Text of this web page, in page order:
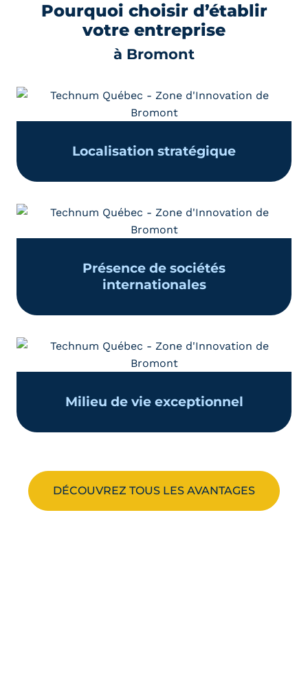
Pourquoi choisir d’établir
votre entreprise
à Bromont
Localisation stratégique
Présence de sociétés
internationales
Milieu de vie exceptionnel
DÉCOUVREZ TOUS LES AVANTAGES